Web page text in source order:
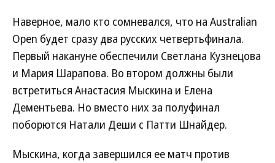
Наверное, мало кто сомневался, что на Australian
Open будет сразу два русских четвертьфинала.
Первый накануне обеспечили Светлана Кузнецова
и Мария Шарапова. Во втором должны были
встретиться Анастасия Мыскина и Елена
Дементьева. Но вместо них за полуфинал
поборются Натали Деши с Патти Шнайдер.
Мыскина, когда завершился ее матч против